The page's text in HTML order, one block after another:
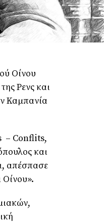
Οίνου
Ρενς και
Καμπανία
– Conflits,
και
απέσπασε
Οίνου».